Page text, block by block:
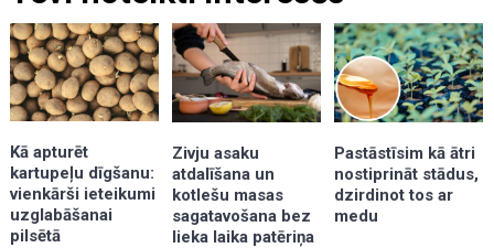
Kā apturēt
kartupeļu dīgšanu:
vienkārši ieteikumi
uzglabāšanai
pilsētā
Zivju asaku
atdalīšana un
kotlešu masas
sagatavošana bez
lieka laika patēriņa
Pastāstīsim kā ātri
nostiprināt stādus,
dzirdinot tos ar
medu